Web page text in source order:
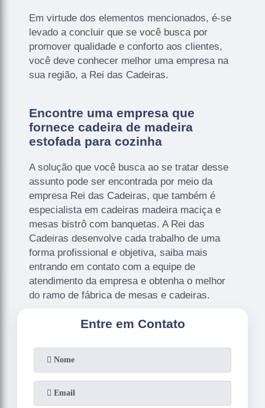
Em virtude dos elementos mencionados, é-se
levado a concluir que se você busca por
promover qualidade e conforto aos clientes,
você deve conhecer melhor uma empresa na
sua região, a Rei das Cadeiras.
Encontre uma empresa que
fornece cadeira de madeira
estofada para cozinha
A solução que você busca ao se tratar desse
assunto pode ser encontrada por meio da
empresa Rei das Cadeiras, que também é
especialista em cadeiras madeira maciça e
mesas bistrô com banquetas. A Rei das
Cadeiras desenvolve cada trabalho de uma
forma profissional e objetiva, saiba mais
entrando em contato com a equipe de
atendimento da empresa e obtenha o melhor
do ramo de fábrica de mesas e cadeiras.
Entre em Contato